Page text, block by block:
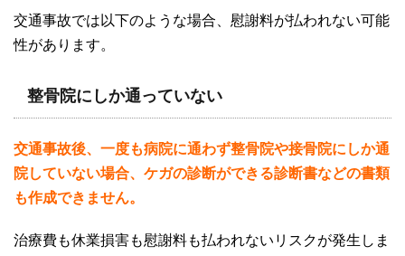
交通事故では以下のような場合、慰謝料が払われない可能
性があります。
整骨院にしか通っていない
交通事故後、一度も病院に通わず整骨院や接骨院にしか通
院していない場合、ケガの診断ができる診断書などの書類
も作成できません。
治療費も休業損害も慰謝料も払われないリスクが発生しま